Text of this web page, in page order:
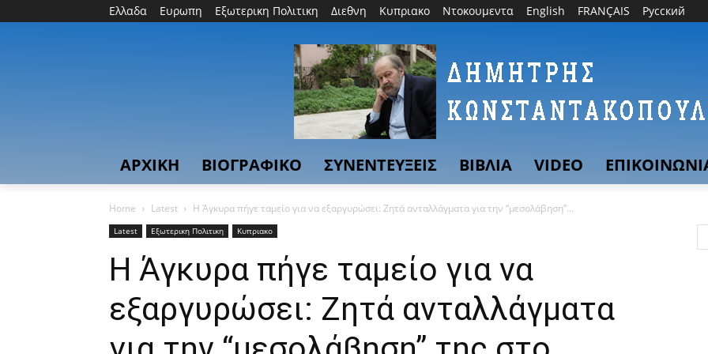
Ελλαδα Ευρωπη Εξωτερικη Πολιτικη Διεθνη Κυπριακο Ντοκουμεντα English FRANÇAIS Русский
ΑΡΧΙΚΗ ΒΙΟΓΡΑΦΙΚΟ ΣΥΝΕΝΤΕΥΞΕΙΣ ΒΙΒΛΙΑ VIDEO
Home Latest Η Άγκυρα πήγε ταμείο για να εξαργυρώσει: Ζητά ανταλλάγματα για την “μεσολάβηση”...
Latest Εξωτερικη Πολιτικη Κυπριακο
Η Άγκυρα πήγε ταμείο για να
εξαργυρώσει: Ζητά ανταλλάγματα